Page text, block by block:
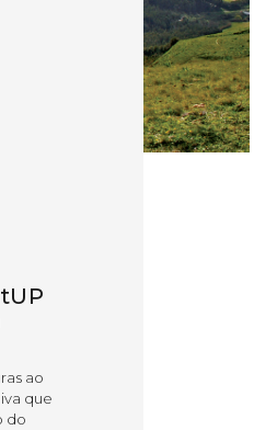
ao
que
do